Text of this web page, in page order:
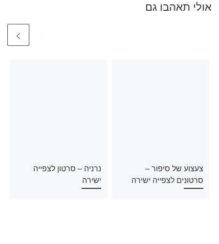
אולי תאהבו גם
צעצוע של סיפור –
סרטונים לצפייה ישירה
נרניה – סרטון לצפייה
ישירה